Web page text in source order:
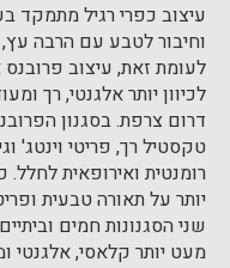
עיצוב כפרי רגיל מתמקד
וחיבור לטבע עם הרבה עץ,
לעומת זאת, עיצוב
לכיוון יותר אלגנטי, רך
דרום צרפת. בסגנון
טקסטיל רך, פריטי וינטג'
רומנטית ואירופאית
יותר על תאורה טבעית
שני הסגנונות חמים
מעט יותר קלאסי, אלגנטי